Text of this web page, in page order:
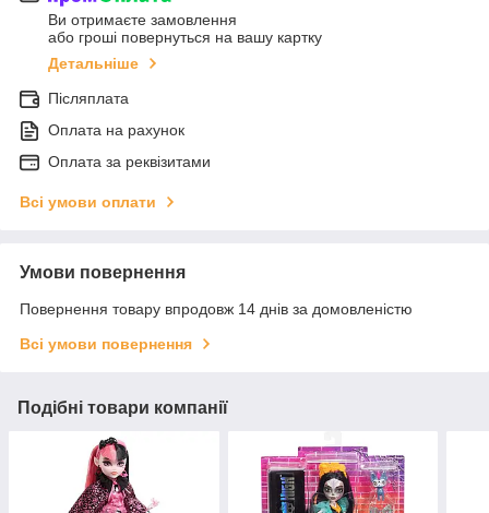
Ви отримаєте замовлення
або гроші повернуться на вашу картку
Детальніше
Післяплата
Оплата на рахунок
Оплата за реквізитами
Всі умови оплати
Умови повернення
Повернення товару впродовж 14 днів за домовленістю
Всі умови повернення
Подібні товари компанії